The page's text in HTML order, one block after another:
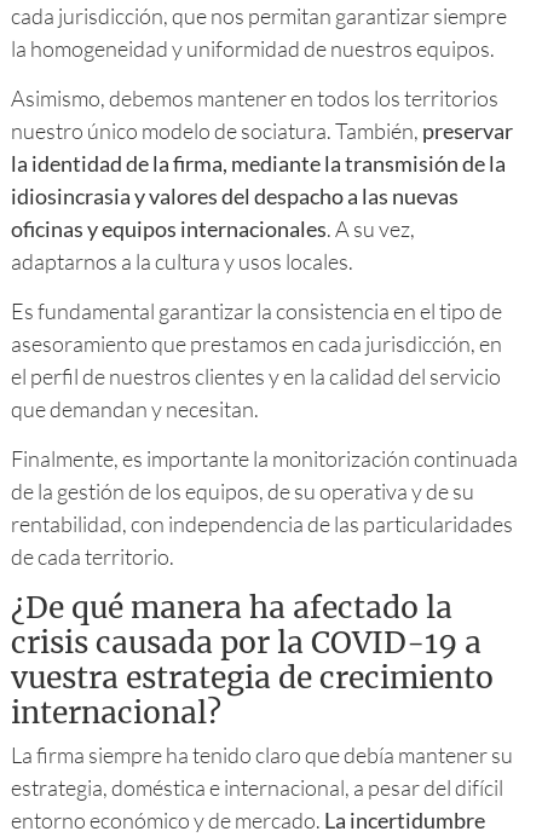
cada jurisdicción, que nos permitan garantizar siempre
la homogeneidad y uniformidad de nuestros equipos.
Asimismo, debemos mantener en todos los territorios
nuestro único modelo de sociatura. También, preservar
la identidad de la firma, mediante la transmisión de la
idiosincrasia y valores del despacho a las nuevas
oficinas y equipos internacionales. A su vez,
adaptarnos a la cultura y usos locales.
Es fundamental garantizar la consistencia en el tipo de
asesoramiento que prestamos en cada jurisdicción, en
el perfil de nuestros clientes y en la calidad del servicio
que demandan y necesitan.
Finalmente, es importante la monitorización continuada
de la gestión de los equipos, de su operativa y de su
rentabilidad, con independencia de las particularidades
de cada territorio.
¿De qué manera ha afectado la
crisis causada por la COVID-19 a
vuestra estrategia de crecimiento
internacional?
La firma siempre ha tenido claro que debía mantener su
estrategia, doméstica e internacional, a pesar del difícil
entorno económico y de mercado. La incertidumbre